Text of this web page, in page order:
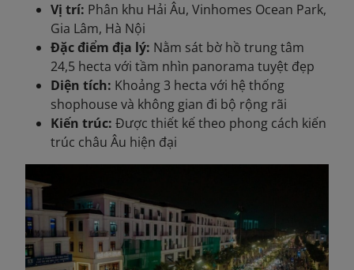
Vị trí: Phân khu Hải Âu, Vinhomes Ocean Park,
Gia Lâm, Hà Nội
Đặc điểm địa lý: Nằm sát bờ hồ trung tâm
24,5 hecta với tầm nhìn panorama tuyệt đẹp
Diện tích: Khoảng 3 hecta với hệ thống
shophouse và không gian đi bộ rộng rãi
Kiến trúc: Được thiết kế theo phong cách kiến
trúc châu Âu hiện đại